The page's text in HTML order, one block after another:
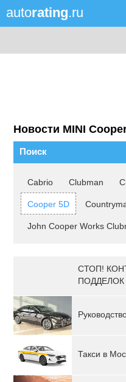
autorating.ru
Новости MINI
Поиск
Cabrio Clubman
Cooper 5D
John Cooper Works
СТОП!
Такси в